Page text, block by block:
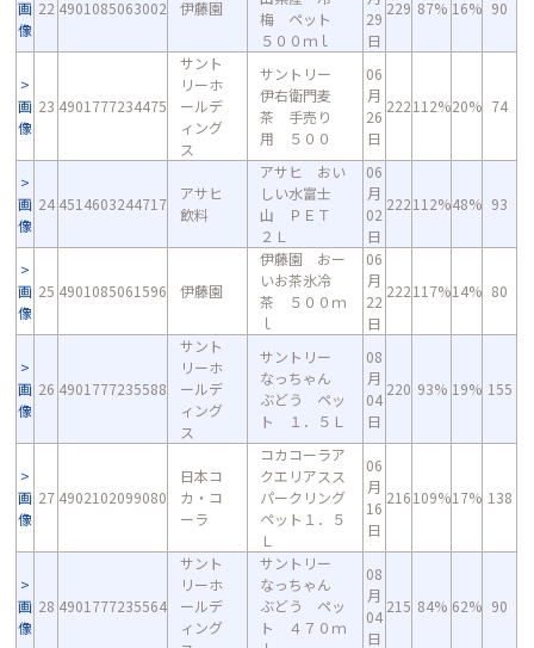
画
像
22 4901085063002 伊藤園
梅 ペット
５００ｍｌ
29
日
229 87% 16% 90
画
像
23 4901777234475
サント
リーホ
ールデ
ィング
ス
サントリー
伊右衛門麦
茶 手売り
用 ５００
06
月
26
日
222112%20% 74
画
像
24 4514603244717
アサヒ
飲料
アサヒ おい
しい水富士
山 ＰＥＴ
２Ｌ
06
月
02
日
222112%48% 93
画
像
25 4901085061596 伊藤園
伊藤園 おー
いお茶氷冷
茶 ５００ｍ
ｌ
06
月
22
日
222117%14% 80
画
像
26 4901777235588
サント
リーホ
ールデ
ィング
ス
サントリー
なっちゃん
ぶどう ペッ
ト １．５Ｌ
08
月
04
日
220 93% 19% 155
画
像
27 4902102099080
日本コ
カ・コ
ーラ
コカコーラア
クエリアスス
パークリング
ペット１．５
Ｌ
06
月
16
日
216109%17% 138
画
像
28 4901777235564
サント
リーホ
ールデ
ィング
サントリー
なっちゃん
ぶどう ペッ
ト ４７０ｍ
08
月
04
日
215 84% 62% 90